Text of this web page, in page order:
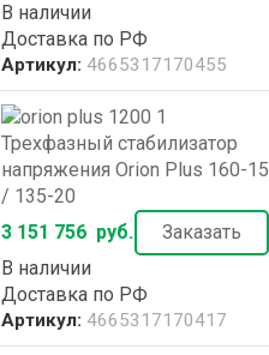
В наличии
Доставка по РФ
Артикул: 4665317170455
Трехфазный стабилизатор
напряжения Orion Plus 160-15
/ 135-20
3 151 756 руб.
Заказать
В наличии
Доставка по РФ
Артикул: 4665317170417